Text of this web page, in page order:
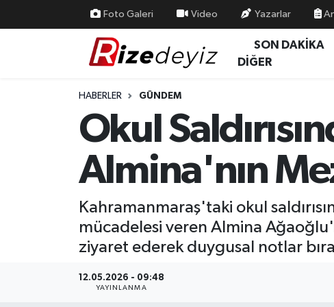
Foto Galeri Video Yazarlar
SON DAKİKA
DİĞER
HABERLER GÜNDEM
Okul
Almina'nın
Kahramanmaraş'taki okul
mücadelesi veren Almina
ziyaret ederek duygusal notlar
12.05.2026 - 09:48
YAYINLANMA
Yurttan Haberler
Rize Nöbetçi Eczaneler
Rize Trafik Yoğunluk Haritası
Süper Lig Puan Durumu ve Fikstür
Son Dakika Haberleri